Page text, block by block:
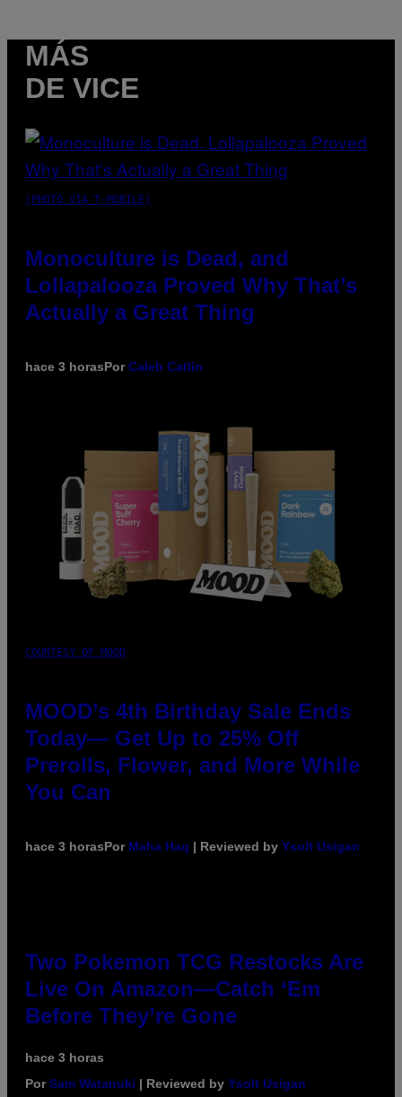
MÁS
DE VICE
(PHOTO VIA T-MOBILE)
Monoculture is Dead, and
Lollapalooza Proved Why That’s
Actually a Great Thing
hace 3 horasPorCaleb Catlin
COURTESY OF MOOD
MOOD’s 4th Birthday Sale Ends
Today— Get Up to 25% Off
Prerolls, Flower, and More While
You Can
hace 3 horasPor Maha Haq | Reviewed by Ysolt Usigan
Two Pokemon TCG Restocks Are
Live On Amazon—Catch ‘Em
Before They’re Gone
hace 3 horas
PorSam Watanuki | Reviewed by Ysolt Usigan